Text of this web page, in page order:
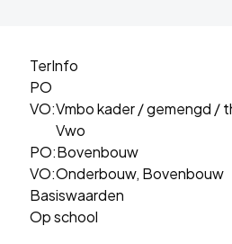
TerInfo
PO
VO:Vmbo kader / gemengd /
Vwo
PO:Bovenbouw
VO:Onderbouw, Bovenbouw
Basiswaarden
Op school